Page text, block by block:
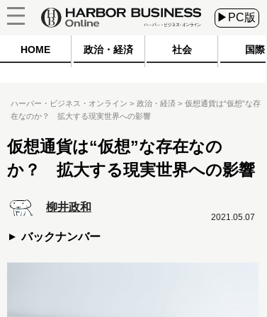
▶PC版
HOME 政治・経済 社会 国際
ハーバー・ビジネス・オンライン 政治・経済
仮想通貨は“仮想”な存
在なのか？ 拡大する現実世界への影響
仮想通貨は“仮想”な存在なの
か？ 拡大する現実世界への影響
柳井政和
バックナンバー
2021.05.07